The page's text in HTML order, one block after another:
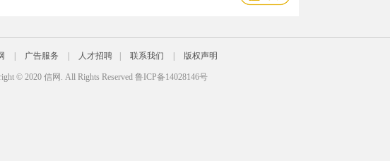
广告服务 人才招聘 联系我们 版权声明
© 2020 信网. All Rights Reserved 鲁ICP备14028146号